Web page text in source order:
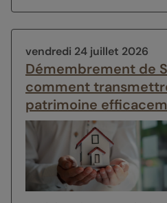
vendredi 24 juillet 2026
Démembrement de
comment
patrimoine